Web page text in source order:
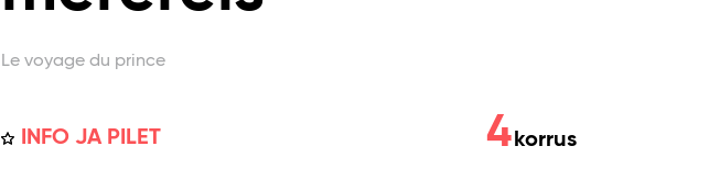
Le voyage du prince
INFO JA PILET 4korrus